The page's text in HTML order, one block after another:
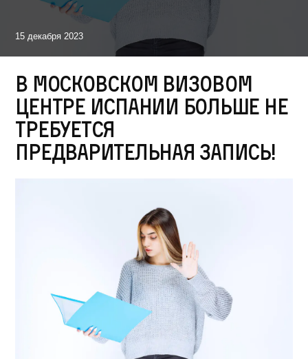
15 декабря 2023
В Московском визовом
центре Испании больше не
требуется
предварительная запись!